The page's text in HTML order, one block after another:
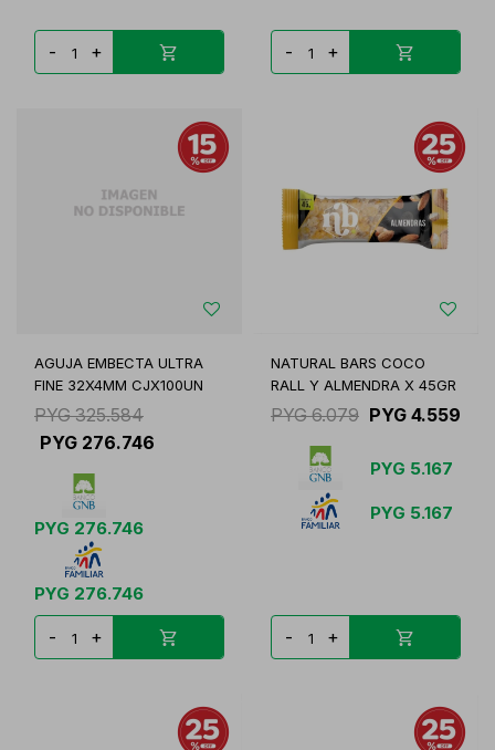
- + - +
AGUJA EMBECTA ULTRA
FINE 32X4MM CJX100UN
PYG 325.584
PYG 276.746
PYG 276.746
PYG 276.746
- +
NATURAL BARS COCO
RALL Y ALMENDRA X 45GR
PYG 6.079 PYG 4.559
PYG 5.167
PYG 5.167
- +